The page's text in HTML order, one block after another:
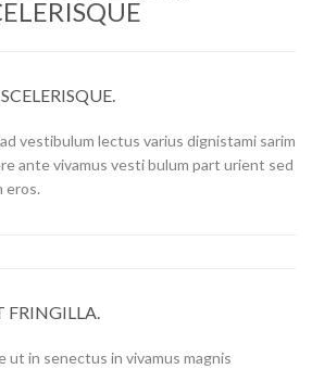
vestibulum lectus varius dignistami sarim
ante vivamus vesti bulum part urient sed
eros.
FRINGILLA.
ut in senectus in vivamus magnis